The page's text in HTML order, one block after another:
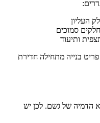
העליון
סמוכים
ותיעוד
בנייה מתחילה חדירת
הדמיה של גשם. לכן יש